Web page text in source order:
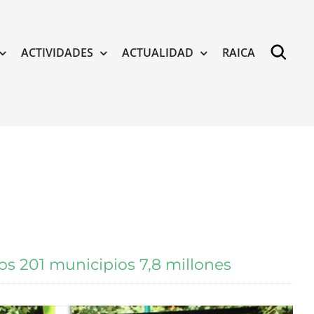
ACTIVIDADES ACTUALIDAD RAICA
201 municipios 7,8 millones